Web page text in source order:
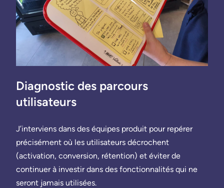
Diagnostic des parcours
utilisateurs
J’interviens dans des équipes produit pour repérer
précisément où les utilisateurs décrochent
(activation, conversion, rétention) et éviter de
continuer à investir dans des fonctionnalités qui ne
seront jamais utilisées.